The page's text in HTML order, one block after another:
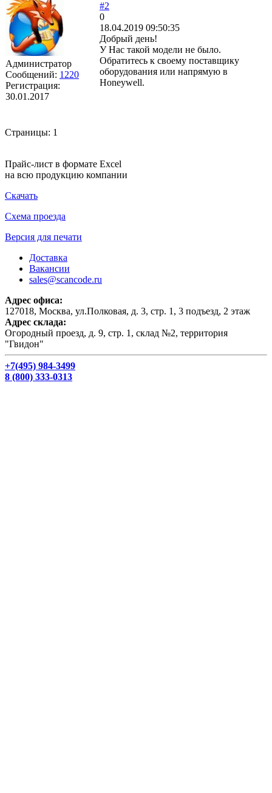
Администратор
Сообщений: 1220
Регистрация:
30.01.2017
#2
0
18.04.2019 09:50:35
Добрый день!
У Нас такой модели не было.
Обратитесь к своему поставщику
оборудования или напрямую в
Honeywell.
Страницы: 1
Прайс-лист в формате Excel
на всю продукцию компании
Скачать
Схема проезда
Версия для печати
Доставка
Вакансии
sales@scancode.ru
Адрес офиса:
127018, Москва, ул.Полковая, д. 3, стр. 1, 3 подъезд, 2 этаж
Адрес склада:
Огородный проезд, д. 9, стр. 1, склад №2, территория
"Гвидон"
+7(495) 984-3499
8 (800) 333-0313